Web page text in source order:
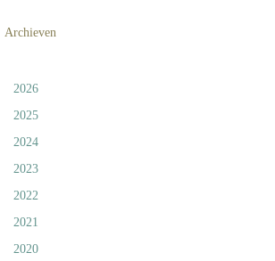
Archieven
2026
2025
2024
2023
2022
2021
2020